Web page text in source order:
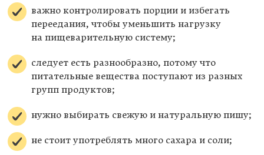
важно контролировать порции и избегать
переедания, чтобы уменьшить нагрузку
на пищеварительную систему;
следует есть разнообразно, потому что
питательные вещества поступают из разных
групп продуктов;
нужно выбирать свежую и натуральную пишу;
не стоит употреблять много сахара и соли;